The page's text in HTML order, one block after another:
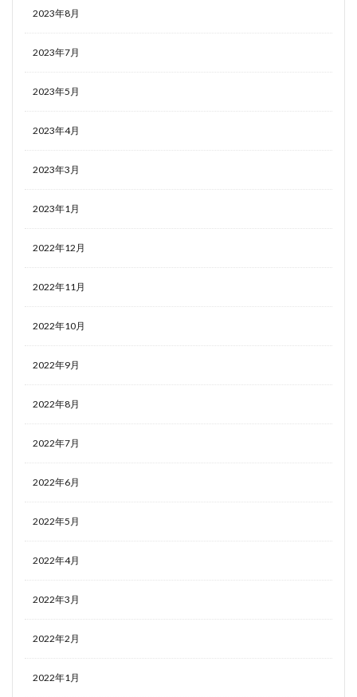
2023年8月
2023年7月
2023年5月
2023年4月
2023年3月
2023年1月
2022年12月
2022年11月
2022年10月
2022年9月
2022年8月
2022年7月
2022年6月
2022年5月
2022年4月
2022年3月
2022年2月
2022年1月